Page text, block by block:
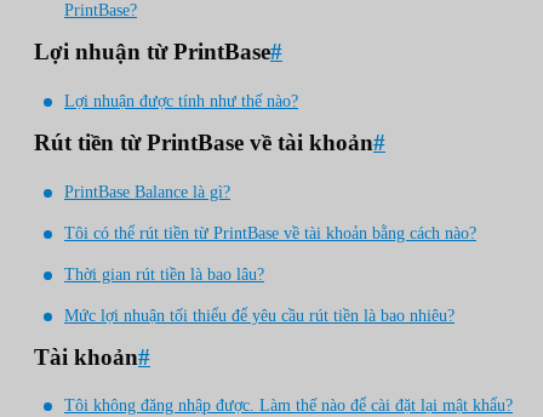
PrintBase?
Lợi nhuận từ PrintBase#
Lợi nhuận được tính như thế nào?
Rút tiền từ PrintBase về tài khoản#
PrintBase Balance là gì?
Tôi có thể rút tiền từ PrintBase về tài khoản bằng cách nào?
Thời gian rút tiền là bao lâu?
Mức lợi nhuận tối thiểu để yêu cầu rút tiền là bao nhiêu?
Tài khoản#
Tôi không đăng nhập được. Làm thế nào để cài đặt lại mật khẩu?